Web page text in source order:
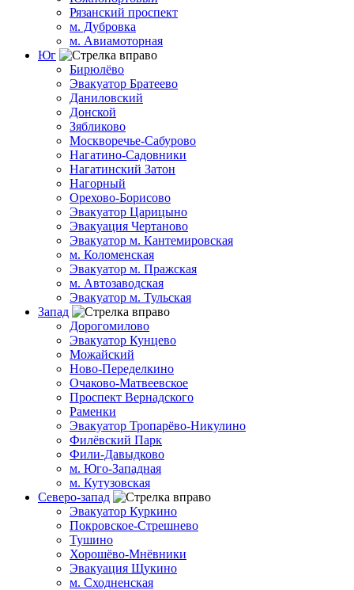
Рязанский проспект
м. Дубровка
м. Авиамоторная
Юг
Бирюлёво
Эвакуатор Братеево
Даниловский
Донской
Зябликово
Москворечье-Сабурово
Нагатино-Садовники
Нагатинский Затон
Нагорный
Орехово-Борисово
Эвакуатор Царицыно
Эвакуация Чертаново
Эвакуатор м. Кантемировская
м. Коломенская
Эвакуатор м. Пражская
м. Автозаводская
Эвакуатор м. Тульская
Запад
Дорогомилово
Эвакуатор Кунцево
Можайский
Ново-Переделкино
Очаково-Матвеевское
Проспект Вернадского
Раменки
Эвакуатор Тропарёво-Никулино
Филёвский Парк
Фили-Давыдково
м. Юго-Западная
м. Кутузовская
Северо-запад
Эвакуатор Куркино
Покровское-Стрешнево
Тушино
Хорошёво-Мнёвники
Эвакуация Щукино
м. Сходненская